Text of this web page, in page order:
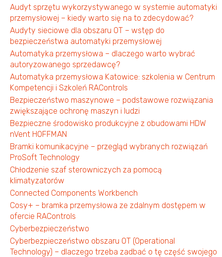
Audyt sprzętu wykorzystywanego w systemie automatyki
przemysłowej – kiedy warto się na to zdecydować?
Audyty sieciowe dla obszaru OT – wstęp do
bezpieczeństwa automatyki przemysłowej
Automatyka przemysłowa – dlaczego warto wybrać
autoryzowanego sprzedawcę?
Automatyka przemysłowa Katowice: szkolenia w Centrum
Kompetencji i Szkoleń RAControls
Bezpieczeństwo maszynowe – podstawowe rozwiązania
zwiększające ochronę maszyn i ludzi
Bezpieczne środowisko produkcyjne z obudowami HDW
nVent HOFFMAN
Bramki komunikacyjne – przegląd wybranych rozwiązań
ProSoft Technology
Chłodzenie szaf sterowniczych za pomocą
klimatyzatorów
Connected Components Workbench
Cosy+ – bramka przemysłowa ze zdalnym dostępem w
ofercie RAControls
Cyberbezpieczeństwo
Cyberbezpieczeństwo obszaru OT (Operational
Technology) – dlaczego trzeba zadbać o tę część swojego